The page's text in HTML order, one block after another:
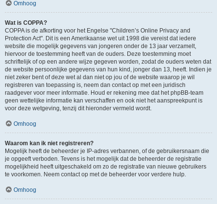
Omhoog
Wat is COPPA?
COPPA is de afkorting voor het Engelse "Children’s Online Privacy and
Protection Act". Dit is een Amerikaanse wet uit 1998 die vereist dat iedere
website die mogelijk gegevens van jongeren onder de 13 jaar verzamelt,
hiervoor de toestemming heeft van de ouders. Deze toestemming moet
schriftelijk of op een andere wijze gegeven worden, zodat de ouders weten dat
de website persoonlijke gegevens van hun kind, jonger dan 13, heeft. Indien je
niet zeker bent of deze wet al dan niet op jou of de website waarop je wil
registreren van toepassing is, neem dan contact op met een juridisch
raadgever voor meer informatie. Houd er rekening mee dat het phpBB-team
geen wettelijke informatie kan verschaffen en ook niet het aanspreekpunt is
voor deze wetgeving, tenzij dit hieronder vermeld wordt.
Omhoog
Waarom kan ik niet registreren?
Mogelijk heeft de beheerder je IP-adres verbannen, of de gebruikersnaam die
je opgeeft verboden. Tevens is het mogelijk dat de beheerder de registratie
mogelijkheid heeft uitgeschakeld om zo de registratie van nieuwe gebruikers
te voorkomen. Neem contact op met de beheerder voor verdere hulp.
Omhoog